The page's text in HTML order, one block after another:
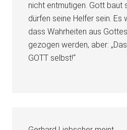
nicht entmutigen. Gott baut
dürfen seine Helfer sein. Es
dass Wahrheiten aus
gezogen werden, aber:
GOTT selbst!“